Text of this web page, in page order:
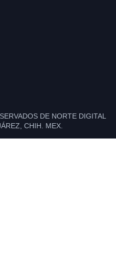
DE NORTE DIGITAL
CHIH. MEX.